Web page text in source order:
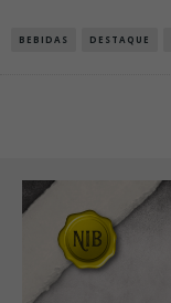
BEBIDAS DESTAQUE